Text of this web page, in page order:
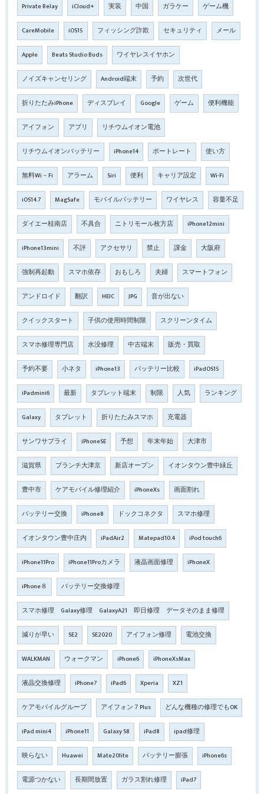
Private Relay iCloud+ 実装 中国 ガラケー ゲーム機
CareMobile iOS15 フィッシング詐欺 セキュリティ メール
Apple Beats Studio Buds ワイヤレスイヤホン
ノイズキャンセリング Android端末 予約 次世代
折りたたみiPhone ディスプレイ Google ゲーム 便利機能
アイフォン アプリ リチウムイオン電池
リチウムイオンバッテリー iPhone14 ポートレート 使い方
無料Wi－Fi アラーム Siri 便利 キャリア設定 Wi-Fi
iOS14.7 MagSafe モバイルバッテリー ワイヤレス 容量不足
ダイエー桂南店 不具合 ニトリモール枚方店 iPhone12mini
iPhone13mini 不評 アクセサリ 禁止 課金 大阪府
強制再起動 スマホ依存 おもしろ 夫婦 スマートフォン
アンドロイド 翻訳 HEIC JPG 音が出ない
クイックスタート 子供の使用時間制限 スクリーンタイム
スマホ修理専門店 水没修理 中古端末 販売・買取
予約不要 小ネタ iPhone13 バッテリー比較 iPadOS15
iPadmini6 最新 タブレット端末 制限 人気 ランキング
Galaxy タブレット 折りたたみスマホ 充電器
サンワサプライ iPhoneSE 予想 年末年始 大津市
滋賀県 ブランチ大津京 新店オープン イオンタウン豊中緑丘
豊中市 ケアモバイル修理紹介 iPhoneXs 画面割れ
バッテリー交換 iPhone8 ドックコネクタ スマホ修理
イオンタウン豊中庄内 iPadAir2 Matepad10.4 iPod touch6
iPhone11Pro iPhone11Proカメラ 液晶画面修理 iPhoneX
iPhone８ バッテリー交換修理
スマホ修理 Galaxy修理 GalaxyA21 即日修理 データそのまま修理
減りが早い SE2 SE2020 アイフォン修理 電池交換
WALKMAN ウォークマン iPhone6 iPhoneXsMax
液晶交換修理 iPhone7 iPad6 Xperia XZ1
ケアモバイルグループ アイフォン７Plus どんな機種の修理でもOK
iPad mini4 iPhone11 Galaxy S8 iPad8 ipad修理
映らない Huawei Mate20lite バッテリー膨張 iPhone6s
電源つかない 長期間放置 ガラス割れ修理 iPad7